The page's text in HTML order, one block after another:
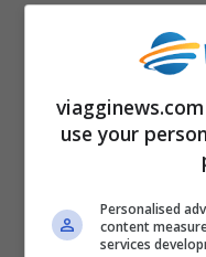
frequenze a
. Il volo
stagione estiva.
use your
Personalised
content
services